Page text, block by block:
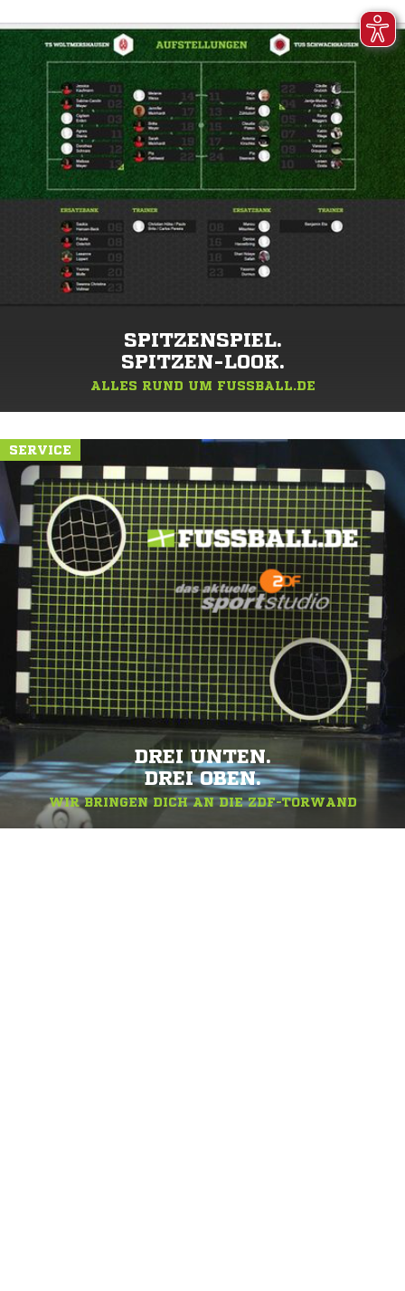
SPITZENSPIEL.
SPITZEN-LOOK.
ALLES RUND UM FUSSBALL.DE
SERVICE
DREI UNTEN.
DREI OBEN.
WIR BRINGEN DICH AN DIE ZDF-TORWAND